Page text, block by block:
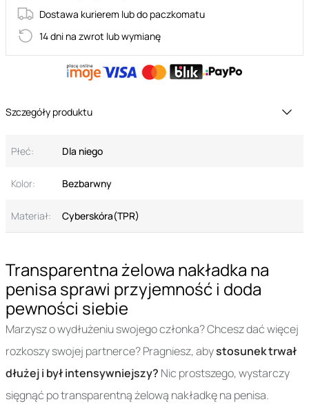
Transparentna żelowa nakładka na
penisa sprawi przyjemność i doda
pewności siebie
Marzysz o wydłużeniu swojego członka? Chcesz dać więcej
rozkoszy swojej partnerce? Pragniesz, abystosunek trwał
dłużej i był intensywniejszy? Nic prostszego, wystarczy
sięgnąć po transparentną żelową nakładkę na penisa.
Dostawa kurierem lub do paczkomatu
14 dni na zwrot lub wymianę
Szczegóły produktu
Płeć: Dla niego
Kolor: Bezbarwny
Materiał: Cyberskóra(TPR)